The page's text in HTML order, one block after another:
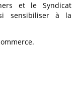
et le Syndicat
sensibiliser à la